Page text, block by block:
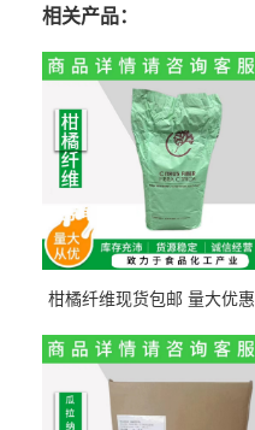
相关产品：
柑橘纤维现货包邮 量大优惠